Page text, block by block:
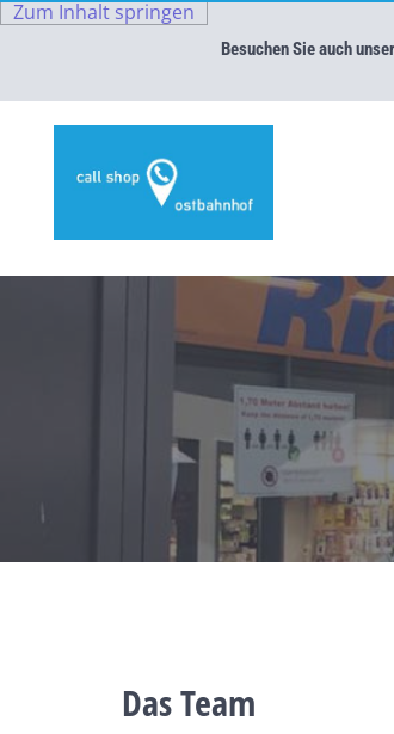
Zum Inhalt springen
Besuchen Sie auch
Das Team